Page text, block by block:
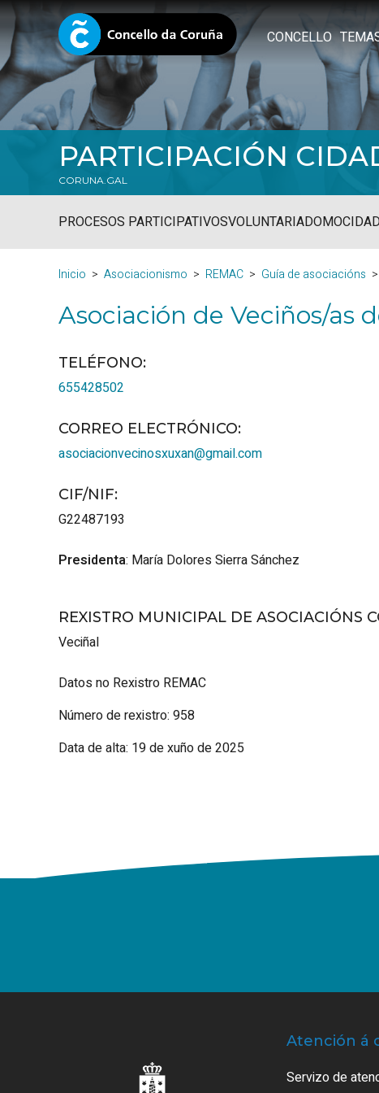
CONCELLO
PARTICIPACIÓN
CORUNA.GAL
PROCESOS PARTICIPATIVOSVOLUNTARIADO
Inicio Asociacionismo REMAC Guía de asociacións
Asociación de Veciños/as
TELÉFONO:
655428502
CORREO ELECTRÓNICO:
asociacionvecinosxuxan@gmail.com
CIF/NIF:
G22487193
Presidenta: María Dolores Sierra Sánchez
REXISTRO MUNICIPAL DE ASOCIACIÓNS
Veciñal
Datos no Rexistro REMAC
Número de rexistro: 958
Data de alta: 19 de xuño de 2025
Atención á
Servizo de